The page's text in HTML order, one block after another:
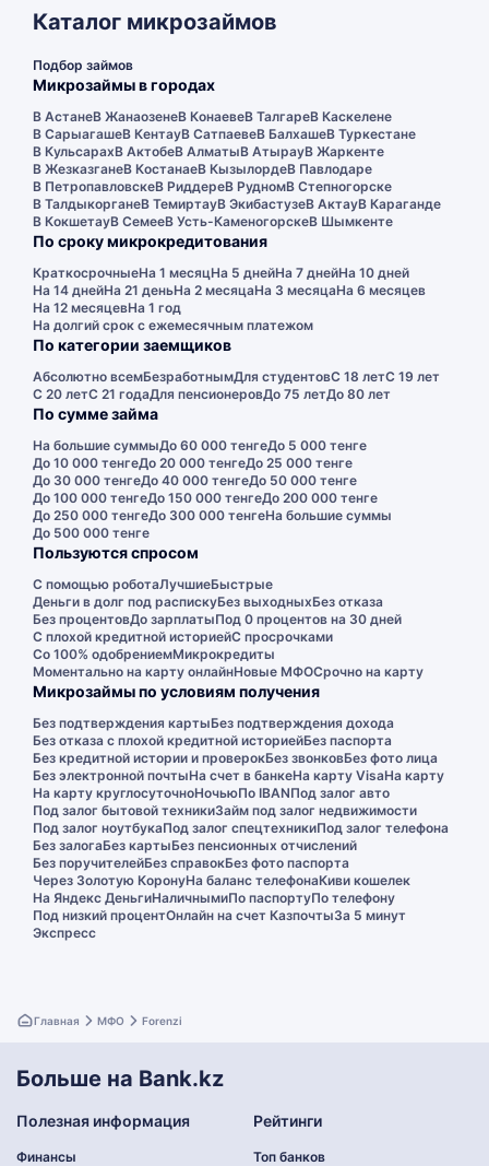
Каталог микрозаймов
Подбор займов
Микрозаймы в городах
В АстанеВ ЖанаозенеВ КонаевеВ ТалгареВ Каскелене
В СарыагашеВ КентауВ СатпаевеВ БалхашеВ Туркестане
В КульсарахВ АктобеВ АлматыВ АтырауВ Жаркенте
В ЖезказганеВ КостанаеВ КызылордеВ Павлодаре
В ПетропавловскеВ РиддереВ РудномВ Степногорске
В ТалдыкорганеВ ТемиртауВ ЭкибастузеВ АктауВ Караганде
В КокшетауВ СемееВ Усть-КаменогорскеВ Шымкенте
По сроку микрокредитования
КраткосрочныеНа 1 месяцНа 5 днейНа 7 днейНа 10 дней
На 14 днейНа 21 деньНа 2 месяцаНа 3 месяцаНа 6 месяцев
На 12 месяцевНа 1 год
На долгий срок с ежемесячным платежом
По категории заемщиков
Абсолютно всемБезработнымДля студентовС 18 летС 19 лет
С 20 летС 21 годаДля пенсионеровДо 75 летДо 80 лет
По сумме займа
На большие суммыДо 60 000 тенгеДо 5 000 тенге
До 10 000 тенгеДо 20 000 тенгеДо 25 000 тенге
До 30 000 тенгеДо 40 000 тенгеДо 50 000 тенге
До 100 000 тенгеДо 150 000 тенгеДо 200 000 тенге
До 250 000 тенгеДо 300 000 тенгеНа большие суммы
До 500 000 тенге
Пользуются спросом
С помощью роботаЛучшиеБыстрые
Деньги в долг под распискуБез выходныхБез отказа
Без процентовДо зарплатыПод 0 процентов на 30 дней
С плохой кредитной историейС просрочками
Со 100% одобрениемМикрокредиты
Моментально на карту онлайнНовые МФОСрочно на карту
Микрозаймы по условиям получения
Без подтверждения картыБез подтверждения дохода
Без отказа с плохой кредитной историейБез паспорта
Без кредитной истории и проверокБез звонковБез фото лица
Без электронной почтыНа счет в банкеНа карту VisaНа карту
На карту круглосуточноНочьюПо IBANПод залог авто
Под залог бытовой техникиЗайм под залог недвижимости
Под залог ноутбукаПод залог спецтехникиПод залог телефона
Без залогаБез картыБез пенсионных отчислений
Без поручителейБез справокБез фото паспорта
Через Золотую КоронуНа баланс телефонаКиви кошелек
На Яндекс ДеньгиНаличнымиПо паспортуПо телефону
Под низкий процентОнлайн на счет КазпочтыЗа 5 минут
Экспресс
Главная МФО Forenzi
Больше на Bank.kz
Полезная информация
Финансы
Рейтинги
Топ банков